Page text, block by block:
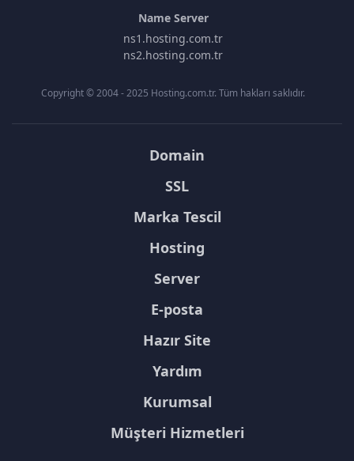
Name Server
ns1.hosting.com.tr
ns2.hosting.com.tr
Copyright © 2004 - 2025 Hosting.com.tr. Tüm hakları saklıdır.
Domain
SSL
Marka Tescil
Hosting
Server
E-posta
Hazır Site
Yardım
Kurumsal
Müşteri Hizmetleri